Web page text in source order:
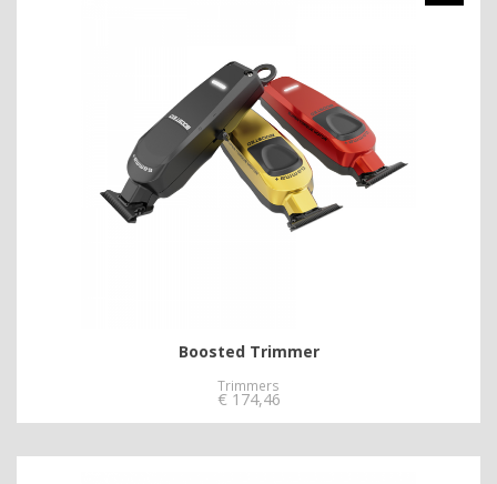
Boosted Trimmer
Trimmers
€ 174,46